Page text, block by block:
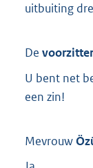
uitbuiting
De voorzitter
U bent net
een zin!
Mevrouw